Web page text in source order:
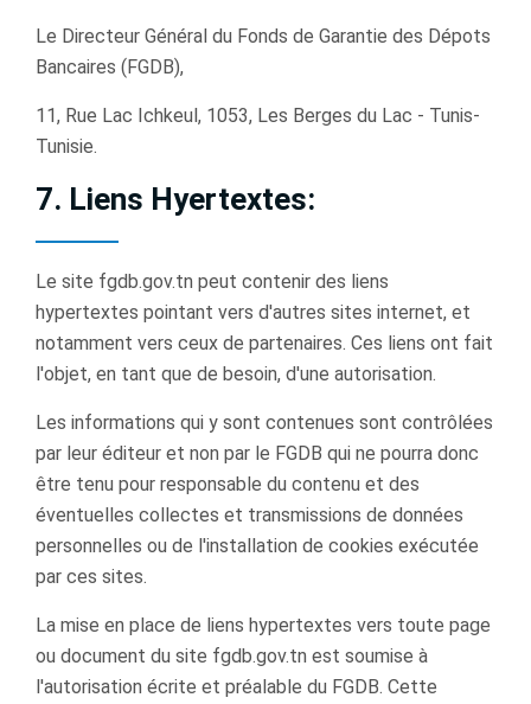
Le Directeur Général du Fonds de Garantie des Dépots
Bancaires (FGDB),
11, Rue Lac Ichkeul, 1053, Les Berges du Lac - Tunis-
Tunisie.
7. Liens Hyertextes:
Le site fgdb.gov.tn peut contenir des liens
hypertextes pointant vers d'autres sites internet, et
notamment vers ceux de partenaires. Ces liens ont fait
l'objet, en tant que de besoin, d'une autorisation.
Les informations qui y sont contenues sont contrôlées
par leur éditeur et non par le FGDB qui ne pourra donc
être tenu pour responsable du contenu et des
éventuelles collectes et transmissions de données
personnelles ou de l'installation de cookies exécutée
par ces sites.
La mise en place de liens hypertextes vers toute page
ou document du site fgdb.gov.tn est soumise à
l'autorisation écrite et préalable du FGDB. Cette